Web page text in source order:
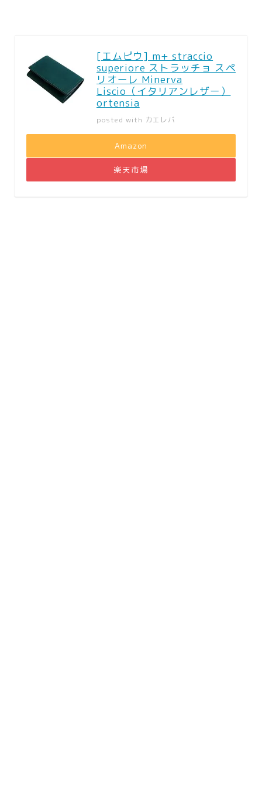
[エムピウ] m+ straccio
superiore ストラッチョ スペ
リオーレ Minerva
Liscio（イタリアンレザー）
ortensia
posted with カエレバ
Amazon
楽天市場